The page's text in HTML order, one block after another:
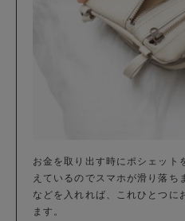
お金を取り出す時にポシェット
えているのでスマホが滑り落ち
などを入れれば、これひとつに
ます。